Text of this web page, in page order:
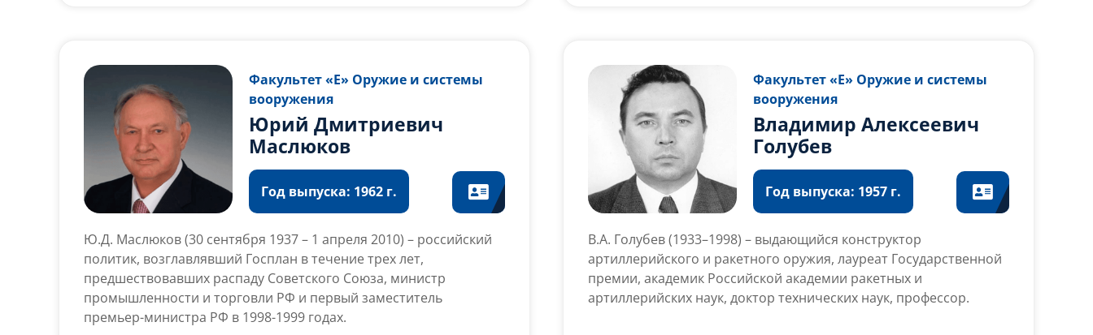
октября 2018 года — 16 сентября 2019 года.
Факультет «Е» Оружие и системы
вооружения
Юрий Дмитриевич
Маслюков
Год выпуска: 1962 г.
Ю.Д. Маслюков (30 сентября 1937 – 1 апреля 2010) – российский
политик, возглавлявший Госплан в течение трех лет,
предшествовавших распаду Советского Союза, министр
промышленности и торговли РФ и первый заместитель
премьер-министра РФ в 1998-1999 годах.
Факультет «Е» Оружие и системы
вооружения
Владимир Алексеевич
Голубев
Год выпуска: 1957 г.
В.А. Голубев (1933–1998) – выдающийся конструктор
артиллерийского и ракетного оружия, лауреат Государственной
премии, академик Российской академии ракетных и
артиллерийских наук, доктор технических наук, профессор.